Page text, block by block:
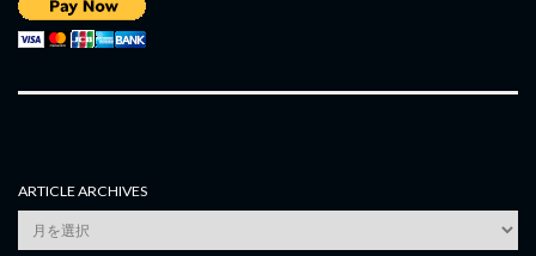
ARTICLE ARCHIVES
Article
Archives